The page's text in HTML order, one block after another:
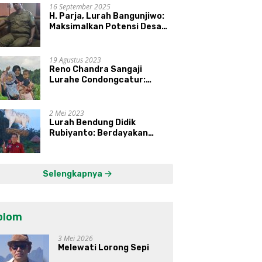
16 September 2025
H. Parja, Lurah Bangunjiwo:
Maksimalkan Potensi Desa
19 Agustus 2023
Reno Chandra Sangaji
Lurahe Condongcatur:
Masyarakat, dan Syukuri
Hasil
2 Mei 2023
Lurah Bendung Didik
Rubiyanto: Berdayakan
Selengkapnya
3 Mei 2026
Melewati Lorong Sepi